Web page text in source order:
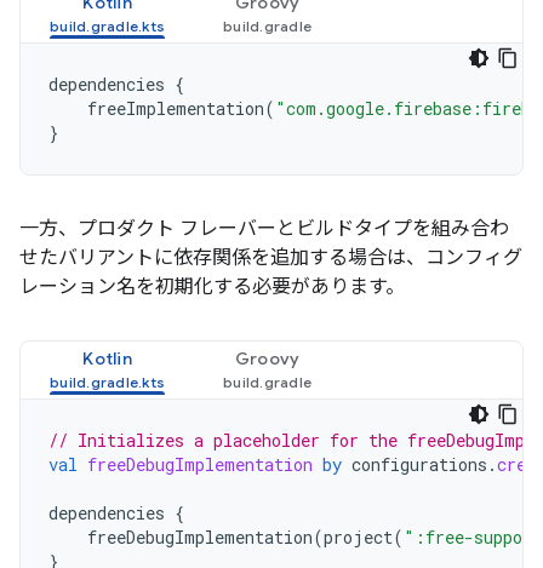
dependencies {
freeImplementation(
}
一方、プロダクト フレーバーとビルドタイプを組み合わ
せたバリアントに依存関係を追加する場合は、コンフィグ
レーション名を初期化する必要があります。
Kotlin Groovy
// Initializes a placeholder for the
val freeDebugImplementation by configurations .
dependencies {
freeDebugImplementation(project( ":free-
}